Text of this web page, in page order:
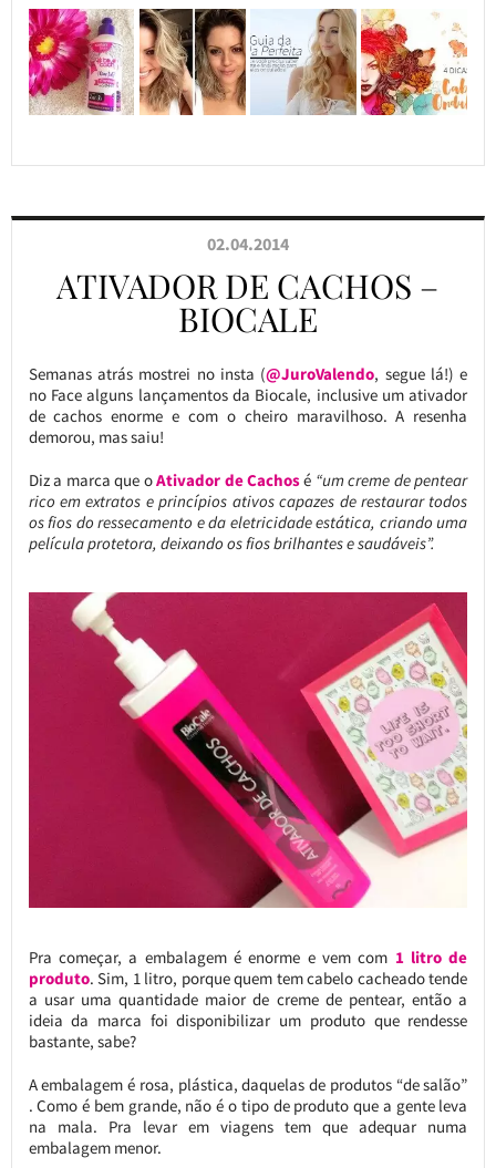
02.04.2014
ATIVADOR DE CACHOS –
BIOCALE
Semanas atrás mostrei no insta (@JuroValendo, segue lá!) e
no Face alguns lançamentos da Biocale, inclusive um ativador
de cachos enorme e com o cheiro maravilhoso. A resenha
demorou, mas saiu!
Diz a marca que oAtivador de Cachosé “um creme de pentear
rico em extratos e princípios ativos capazes de restaurar todos
os fios do ressecamento e da eletricidade estática, criando uma
película protetora, deixando os fios brilhantes e saudáveis”.
Pra começar, a embalagem é enorme e vem com 1 litro de
produto. Sim, 1 litro, porque quem tem cabelo cacheado tende
a usar uma quantidade maior de creme de pentear, então a
ideia da marca foi disponibilizar um produto que rendesse
bastante, sabe?
A embalagem é rosa, plástica, daquelas de produtos “de salão”
. Como é bem grande, não é o tipo de produto que a gente leva
na mala. Pra levar em viagens tem que adequar numa
embalagem menor.